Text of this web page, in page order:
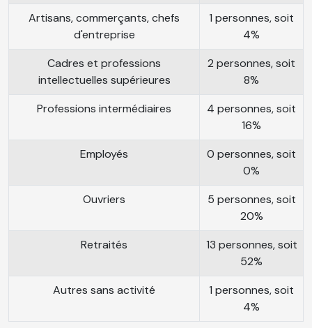
Artisans, commerçants, chefs
d'entreprise
1 personnes, soit
4%
Cadres et professions
intellectuelles supérieures
2 personnes, soit
8%
Professions intermédiaires
4 personnes, soit
16%
Employés
0 personnes, soit
0%
Ouvriers
5 personnes, soit
20%
Retraités
13 personnes, soit
52%
Autres sans activité
1 personnes, soit
4%